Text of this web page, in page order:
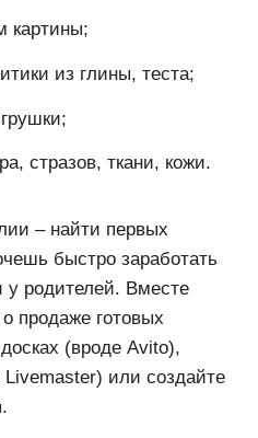
картины;
из глины, теста;
стразов, ткани, кожи.
– найти первых
быстро заработать
у родителей. Вместе
продаже готовых
(вроде Avito),
или создайте